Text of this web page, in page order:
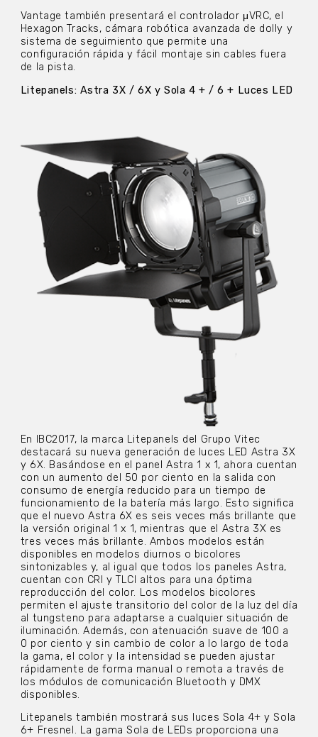
Vantage también presentará el controlador μVRC, el
Hexagon Tracks, cámara robótica avanzada de dolly y
sistema de seguimiento que permite una
configuración rápida y fácil montaje sin cables fuera
de la pista.
Litepanels: Astra 3X / 6X y Sola 4 + / 6 + Luces LED
En IBC2017, la marca Litepanels del Grupo Vitec
destacará su nueva generación de luces LED Astra 3X
y 6X. Basándose en el panel Astra 1 x 1, ahora cuentan
con un aumento del 50 por ciento en la salida con
consumo de energía reducido para un tiempo de
funcionamiento de la batería más largo. Esto significa
que el nuevo Astra 6X es seis veces más brillante que
la versión original 1 x 1, mientras que el Astra 3X es
tres veces más brillante. Ambos modelos están
disponibles en modelos diurnos o bicolores
sintonizables y, al igual que todos los paneles Astra,
cuentan con CRI y TLCI altos para una óptima
reproducción del color. Los modelos bicolores
permiten el ajuste transitorio del color de la luz del día
al tungsteno para adaptarse a cualquier situación de
iluminación. Además, con atenuación suave de 100 a
0 por ciento y sin cambio de color a lo largo de toda
la gama, el color y la intensidad se pueden ajustar
rápidamente de forma manual o remota a través de
los módulos de comunicación Bluetooth y DMX
disponibles.
Litepanels también mostrará sus luces Sola 4+ y Sola
6+ Fresnel. La gama Sola de LEDs proporciona una